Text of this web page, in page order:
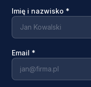
Imię i nazwisko *
Email *